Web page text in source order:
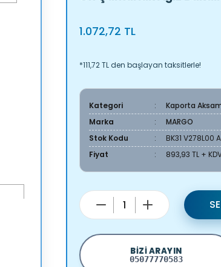
1.072,72 TL
*111,72 TL den başlayan taksitlerle!
Kategori
Kaporta
Marka
MARGO
Stok Kodu
BK31 V278L00
Fiyat
893,93 TL +
BIZI ARAYIN
05077770583